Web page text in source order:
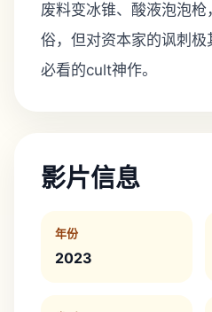
废料变冰锥、酸液泡泡枪
俗，但对资本家的讽刺
必看的cult神作。
影片信息
年份
2023